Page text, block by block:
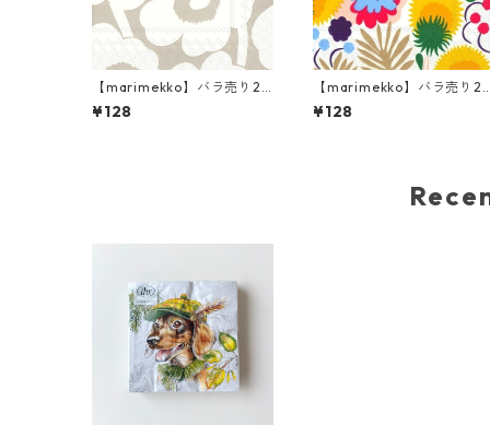
【marimekko】バラ売り2
枚 ランチサイズ ペーパーナ
プキン UNIKKO リネンxクリ
¥128
【marimekko】バラ売り2
枚 ランチサイズ ペーパーナ
プキン PIKKUKELLUKKA ホ
¥128